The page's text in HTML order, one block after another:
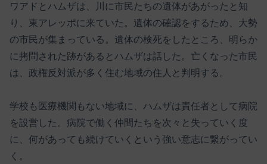
ワアドとハムザは、川に市民たちの遺体があがったと知
り、東アレッポに来ていた。遺体の確認をするため、大勢
の市民が集まっている。遺体の検死をしたところ、明らか
に拷問された跡があるとハムザは話した。亡くなった市民
は、政権反対派が多く住む地域の住人と判明する。
学校も医療機関もない地域に、ハムザは責任者として病院
を設営した。病院で働く仲間たちを次々と失っていく度
に、何があっても続けていくという強い意志に繋がってい
く。